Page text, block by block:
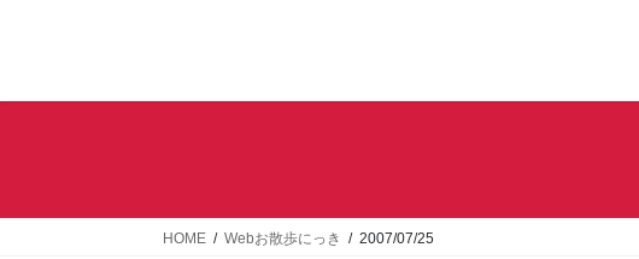
キ
に
HOME Webお散歩にっき 2007/07/25